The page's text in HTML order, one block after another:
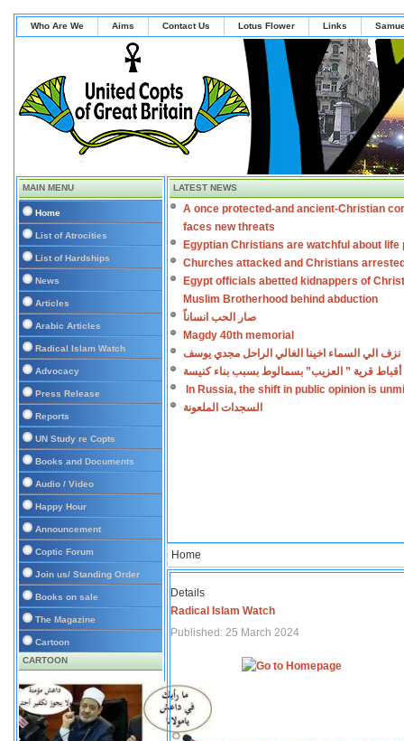
Who Are We Aims Contact Us Lotus Flower Links
MAIN MENU
Home
List of Atrocities
List of Hardships
News
Articles
Arabic Articles
Radical Islam Watch
Advocacy
Press Release
Reports
UN Study re Copts
Books and Documents
Audio / Video
Happy Hour
Announcement
Coptic Forum
Join us/ Standing Order
Books on sale
The Magazine
Cartoon
CARTOON
LATEST NEWS
A once protected-and ancient-Christian
faces new threats
Egyptian Christians are watchful about life
Churches attacked and Christians
Egypt officials abetted kidnappers of
Muslim Brotherhood behind abduction
صار الحب انساناً
Magdy 40th memorial
نزف الي السماء اخينا الغالي الراحل مجدي يوسف
أقباط قرية ” العزيب” بسمالوط بسبب بناء كنيسة
In Russia, the shift in public opinion is
السجدات الملعونة
Home
Details
Radical Islam Watch
Published: 25 March 2024